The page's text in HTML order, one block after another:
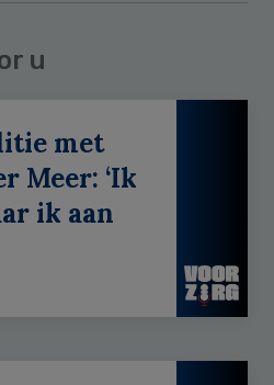
u
met
Meer: ‘Ik
ik aan